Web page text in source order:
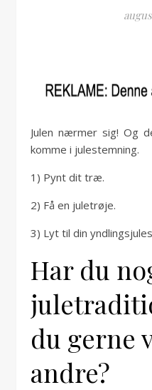
Julen nærmer sig! Og der er tre nemme trin til at
komme i julestemning.
1) Pynt dit træ.
2) Få en juletrøje.
3) Lyt til din
Har du
du gerne
andre?